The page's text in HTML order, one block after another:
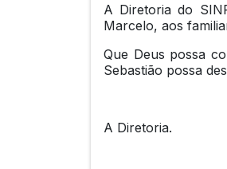
A Diretoria do
Marcelo, aos
Que Deus possa
Sebastião possa
A Diretoria.